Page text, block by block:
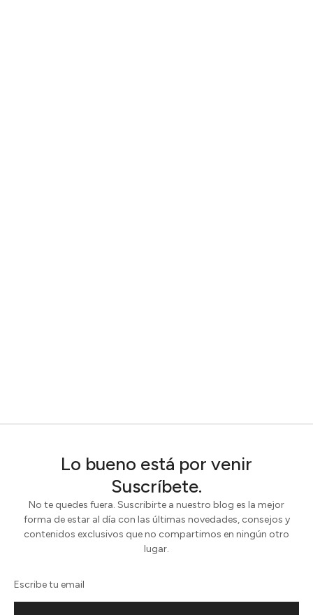
Lo bueno está por venir
Suscríbete.
No te quedes fuera. Suscribirte a nuestro blog es la mejor
forma de estar al día con las últimas novedades, consejos y
contenidos exclusivos que no compartimos en ningún otro
lugar.